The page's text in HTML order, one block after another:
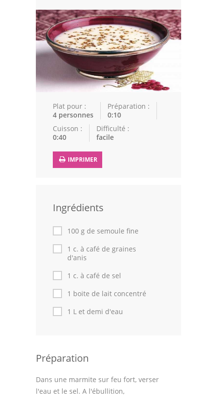
Poissons
Soupes
Pâtisseries
Couscous
Tajines
Viandes
Recettes marocaine
Cuisine Algérienne
Articles
Actualités
Plat pour :
4 personnes
Préparation :
0:10
Cuisson :
0:40
Difficulté :
facile
IMPRIMER
Ingrédients
100 g de semoule fine
1 c. à café de graines
d'anis
1 c. à café de sel
1 boite de lait concentré
1 L et demi d'eau
Préparation
Dans une marmite sur feu fort, verser
l'eau et le sel. A l'ébullition,